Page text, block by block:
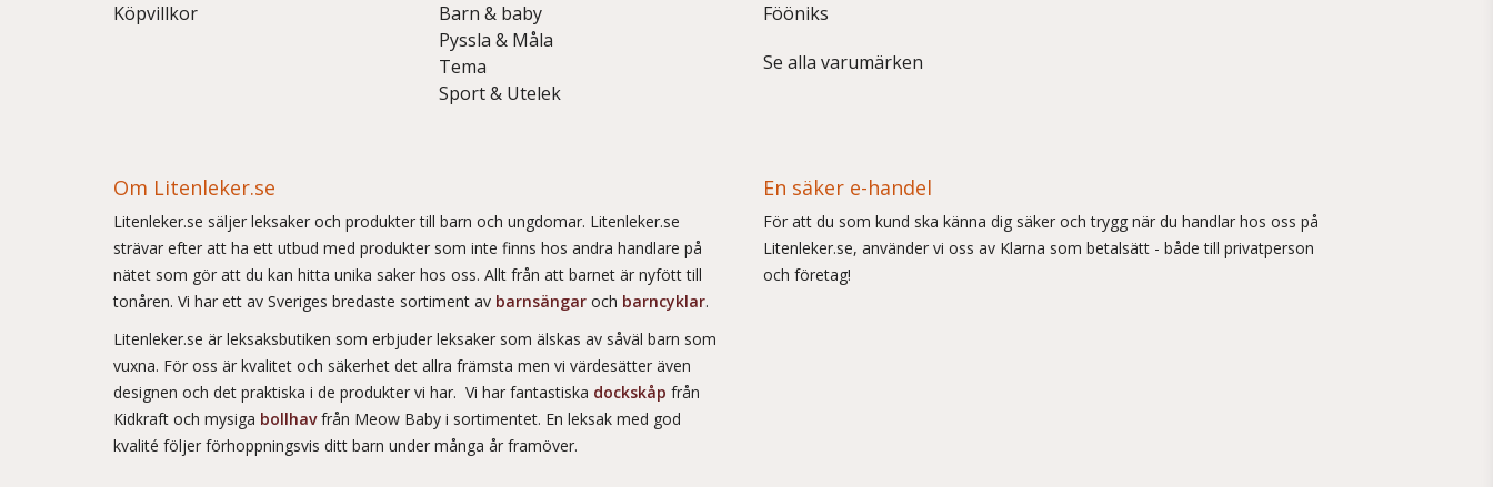
Köpvillkor
Barn & baby
Pyssla & Måla
Tema
Sport & Utelek
Fööniks
Se alla varumärken
Om Litenleker.se
Litenleker.se säljer leksaker och produkter till barn och ungdomar. Litenleker.se
strävar efter att ha ett utbud med produkter som inte finns hos andra handlare på
nätet som gör att du kan hitta unika saker hos oss. Allt från att barnet är nyfött till
tonåren. Vi har ett av Sveriges bredaste sortiment av barnsängar och barncyklar.
Litenleker.se är leksaksbutiken som erbjuder leksaker som älskas av såväl barn som
vuxna. För oss är kvalitet och säkerhet det allra främsta men vi värdesätter även
designen och det praktiska i de produkter vi har. Vi har fantastiska dockskåp från
Kidkraft och mysiga bollhavfrån Meow Baby i sortimentet. En leksak med god
kvalité följer förhoppningsvis ditt barn under många år framöver.
En säker e-handel
För att du som kund ska känna dig säker och trygg när du handlar hos oss på
Litenleker.se, använder vi oss av Klarna som betalsätt - både till privatperson
och företag!